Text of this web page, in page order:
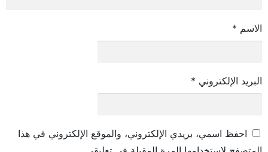
الاسم *
البريد الإلكتروني *
احفظ اسمي، بريدي الإلكتروني، والموقع الإلكتروني في هذا